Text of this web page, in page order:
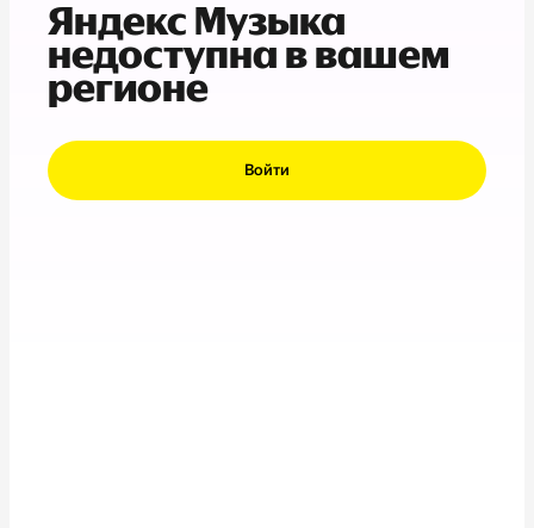
Яндекс Музыка
недоступна в вашем
регионе
Войти